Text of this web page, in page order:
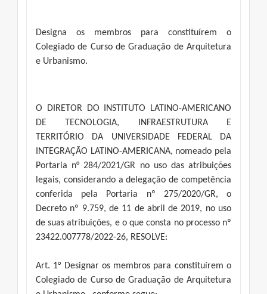
Designa os membros para constituírem o
Colegiado de Curso de Graduação de Arquitetura
e Urbanismo.
O DIRETOR DO INSTITUTO LATINO-AMERICANO
DE TECNOLOGIA, INFRAESTRUTURA E
TERRITÓRIO DA UNIVERSIDADE FEDERAL DA
INTEGRAÇÃO LATINO-AMERICANA, nomeado pela
Portaria n° 284/2021/GR no uso das atribuições
legais, considerando a delegação de competência
conferida pela Portaria nº 275/2020/GR, o
Decreto nº 9.759, de 11 de abril de 2019, no uso
de suas atribuições, e o que consta no processo nº
23422.007778/2022-26, RESOLVE:
Art. 1° Designar os membros para constituírem o
Colegiado de Curso de Graduação de Arquitetura